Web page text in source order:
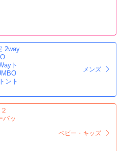
メンズ
ベビー・キッズ